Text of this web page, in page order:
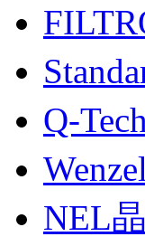
Q-
NEL